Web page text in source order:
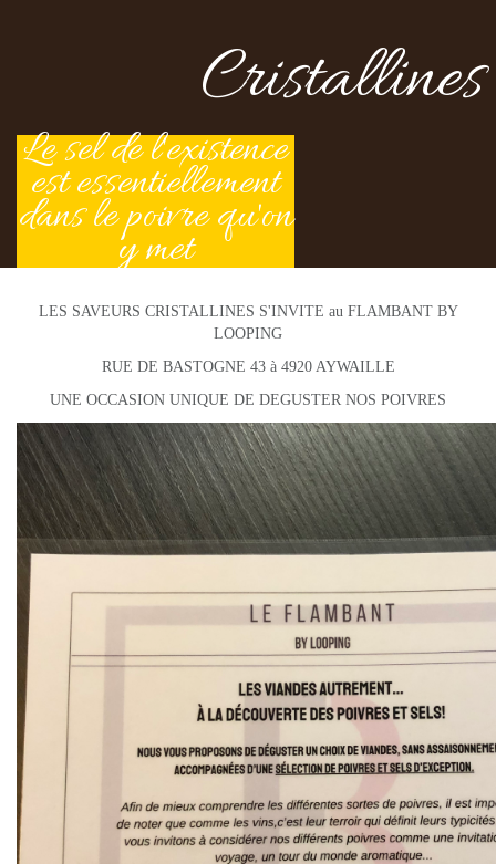
Cristallines
Le sel de l'existence
est essentiellement
dans le poivre qu'on
y met
LES SAVEURS CRISTALLINES S'INVITE au FLAMBANT BY
LOOPING
RUE DE BASTOGNE 43 à 4920 AYWAILLE
UNE OCCASION UNIQUE DE DEGUSTER NOS POIVRES